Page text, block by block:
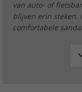
van auto- of
blijven erin steken.
comfortabele